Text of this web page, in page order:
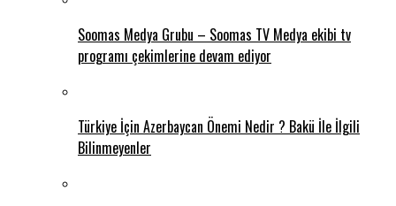
Soomas Medya Grubu – Soomas TV Medya ekibi tv
programı çekimlerine devam ediyor
Türkiye İçin Azerbaycan Önemi Nedir ? Bakü İle İlgili
Bilinmeyenler